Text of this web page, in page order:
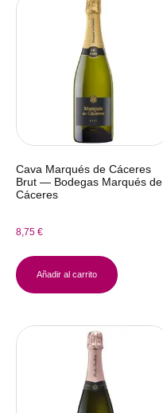
Cava Marqués de Cáceres
Brut — Bodegas Marqués de
Cáceres
8,75 €
Añadir al carrito